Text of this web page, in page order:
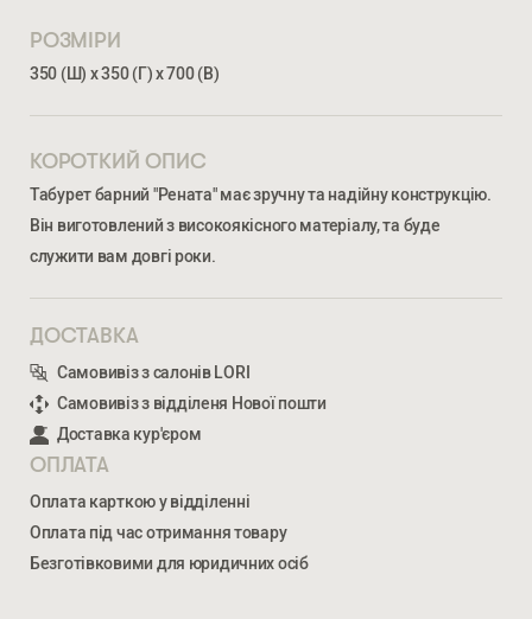
РОЗМІРИ
350 (Ш) х 350 (Г) х 700 (В)
КОРОТКИЙ ОПИС
Табурет барний "Рената" має зручну та надійну конструкцію.
Він виготовлений з високоякісного матеріалу, та буде
служити вам довгі роки.
ДОСТАВКА
Самовивіз з салонів LORI
Самовивіз з відділеня Нової пошти
Доставка кур'єром
ОПЛАТА
Оплата карткою у відділенні
Оплата під час отримання товару
Безготівковими для юридичних осіб
Ми відкриті для співпраці з компаніями, які займаються
облаштуванням житлової та комерційної нерухомості
ВВЕДІТЬ ВАШЕ ПРІЗВИЩЕ ТА ІМ’Я *
РЕНАТА БАРНИЙ
3 117ГРН